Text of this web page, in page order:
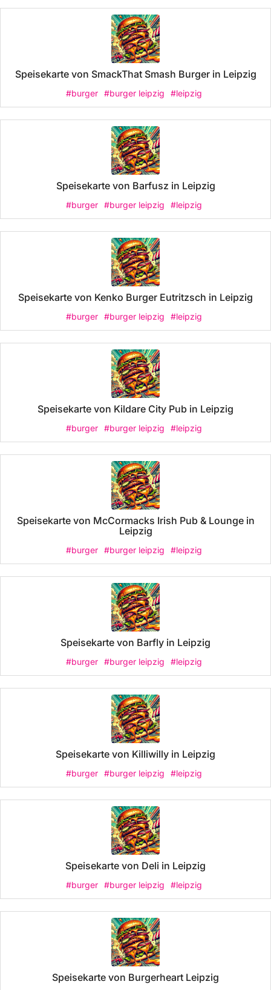
Speisekarte von SmackThat Smash Burger in Leipzig
#burger #burger leipzig #leipzig
Speisekarte von Barfusz in Leipzig
#burger #burger leipzig #leipzig
Speisekarte von Kenko Burger Eutritzsch in Leipzig
#burger #burger leipzig #leipzig
Speisekarte von Kildare City Pub in Leipzig
#burger #burger leipzig #leipzig
Speisekarte von McCormacks Irish Pub & Lounge in
Leipzig
#burger #burger leipzig #leipzig
Speisekarte von Barfly in Leipzig
#burger #burger leipzig #leipzig
Speisekarte von Killiwilly in Leipzig
#burger #burger leipzig #leipzig
Speisekarte von Deli in Leipzig
#burger #burger leipzig #leipzig
Speisekarte von Burgerheart Leipzig